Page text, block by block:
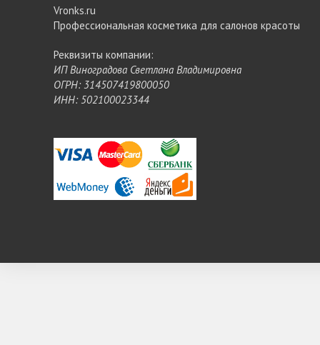
Vronks.ru
Профессиональная косметика для салонов красоты
Реквизиты компании:
ИП Виноградова Светлана Владимировна
ОГРН: 314507419800050
ИНН: 502100023344